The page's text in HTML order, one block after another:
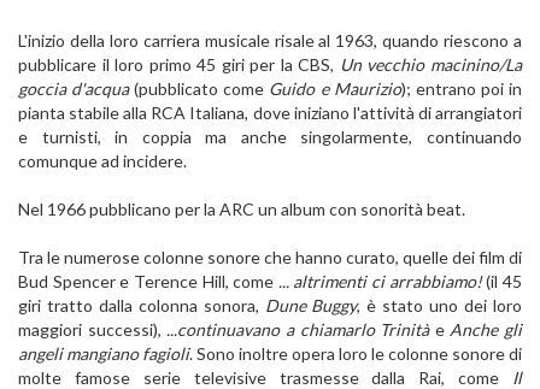
L'inizio della loro carriera musicale risale al 1963, quando riescono a
pubblicare il loro primo 45 giri per la CBS, Un vecchio macinino/La
goccia d'acqua(pubblicato come Guido e Maurizio); entrano poi in
pianta stabile alla RCA Italiana, dove iniziano l'attività di arrangiatori
e turnisti, in coppia ma anche singolarmente, continuando
comunque ad incidere.
Nel 1966 pubblicano per la ARC un album con sonorità beat.
Tra le numerose colonne sonore che hanno curato, quelle dei film di
Bud Spencer e Terence Hill, come ... altrimenti ci arrabbiamo!(il 45
giri tratto dalla colonna sonora, Dune Buggy, è stato uno dei loro
maggiori successi), ...continuavano a chiamarlo Trinitàe Anche gli
angeli mangiano fagioli. Sono inoltre opera loro le colonne sonore di
molte famose serie televisive trasmesse dalla Rai, come Il